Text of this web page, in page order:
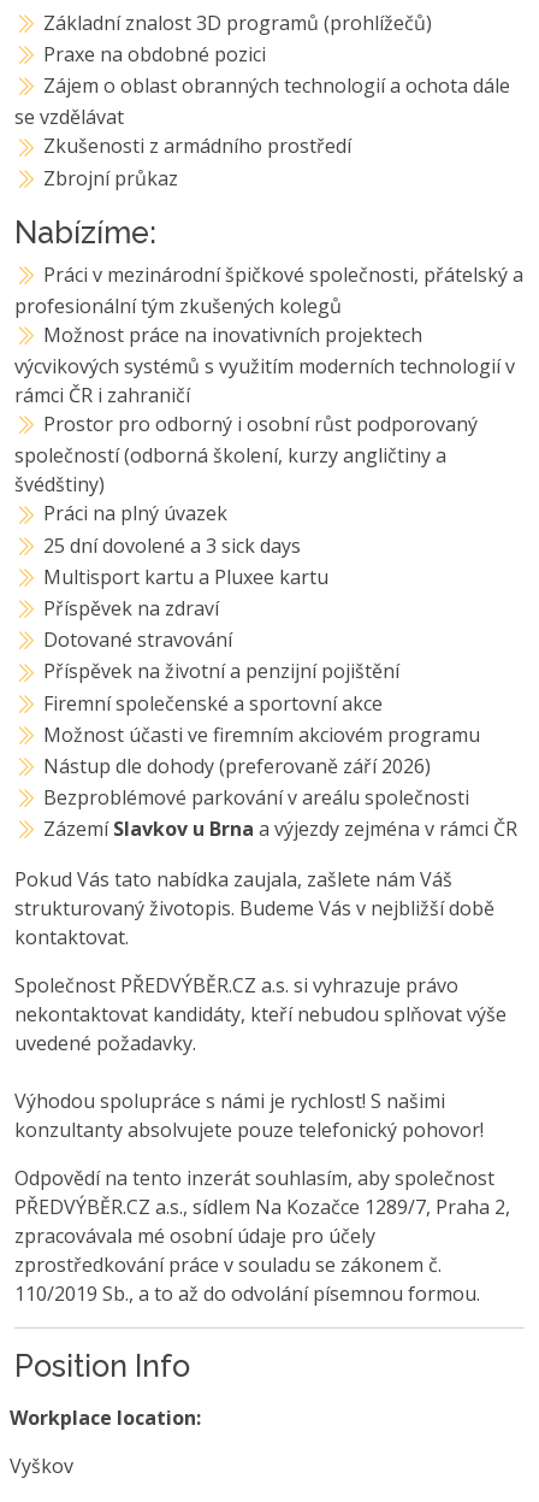
Základní znalost 3D programů (prohlížečů)
Praxe na obdobné pozici
Zájem o oblast obranných technologií a ochota dále
se vzdělávat
Zkušenosti z armádního prostředí
Zbrojní průkaz
Nabízíme:
Práci v mezinárodní špičkové společnosti, přátelský a
profesionální tým zkušených kolegů
Možnost práce na inovativních projektech
výcvikových systémů s využitím moderních technologií v
rámci ČR i zahraničí
Prostor pro odborný i osobní růst podporovaný
společností (odborná školení, kurzy angličtiny a
švédštiny)
Práci na plný úvazek
25 dní dovolené a 3 sick days
Multisport kartu a Pluxee kartu
Příspěvek na zdraví
Dotované stravování
Příspěvek na životní a penzijní pojištění
Firemní společenské a sportovní akce
Možnost účasti ve firemním akciovém programu
Nástup dle dohody (preferovaně září 2026)
Bezproblémové parkování v areálu společnosti
ZázemíSlavkov u Brna a výjezdy zejména v rámci ČR
Pokud Vás tato nabídka zaujala, zašlete nám Váš
strukturovaný životopis. Budeme Vás v nejbližší době
kontaktovat.
Společnost PŘEDVÝBĚR.CZ a.s. si vyhrazuje právo
nekontaktovat kandidáty, kteří nebudou splňovat výše
uvedené požadavky.
Výhodou spolupráce s námi je rychlost! S našimi
konzultanty absolvujete pouze telefonický pohovor!
Odpovědí na tento inzerát souhlasím, aby společnost
PŘEDVÝBĚR.CZ a.s., sídlem Na Kozačce 1289/7, Praha 2,
zpracovávala mé osobní údaje pro účely
zprostředkování práce v souladu se zákonem č.
110/2019 Sb., a to až do odvolání písemnou formou.
Position Info
Workplace location:
Vyškov